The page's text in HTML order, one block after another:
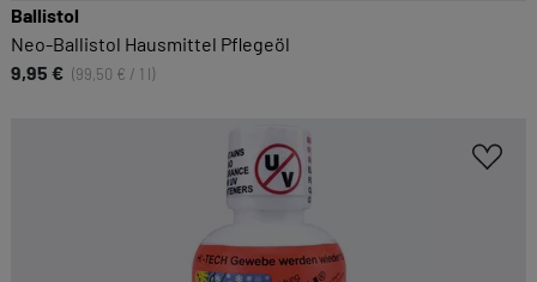
Alle akzeptieren Speichern
ESSENZIELL
Essenzielle Cookies ermöglichen grundlegende
Funktion dieses Onlineshops erforderlich.
Ballistol
Neo-Ballistol Hausmittel Pflegeöl
9,95 € (99,50 € / 1 l)